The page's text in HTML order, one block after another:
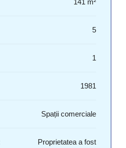
141 m²
5
1
1981
Spații comerciale
Proprietatea a fost